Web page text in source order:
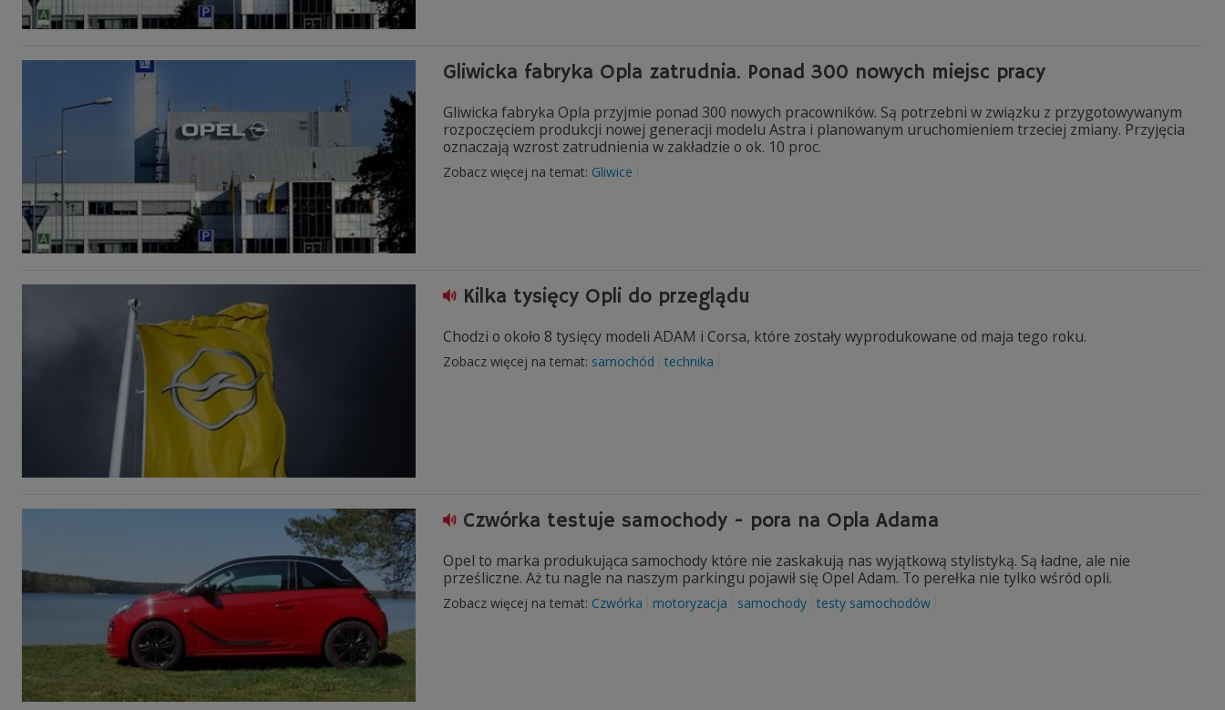
Gliwicka fabryka Opla zatrudnia. Ponad 300 nowych miejsc pracy
Gliwicka fabryka Opla przyjmie ponad 300 nowych pracowników. Są potrzebni w związku z przygotowywanym
rozpoczęciem produkcji nowej generacji modelu Astra i planowanym uruchomieniem trzeciej zmiany. Przyjęcia
oznaczają wzrost zatrudnienia w zakładzie o ok. 10 proc.
Zobacz więcej na temat: Gliwice
Kilka tysięcy Opli do przeglądu
Chodzi o około 8 tysięcy modeli ADAM i Corsa, które zostały wyprodukowane od maja tego roku.
Zobacz więcej na temat: samochód technika
Czwórka testuje samochody - pora na Opla Adama
Opel to marka produkująca samochody które nie zaskakują nas wyjątkową stylistyką. Są ładne, ale nie
prześliczne. Aż tu nagle na naszym parkingu pojawił się Opel Adam. To perełka nie tylko wśród opli.
Zobacz więcej na temat: Czwórka motoryzacja samochody testy samochodów